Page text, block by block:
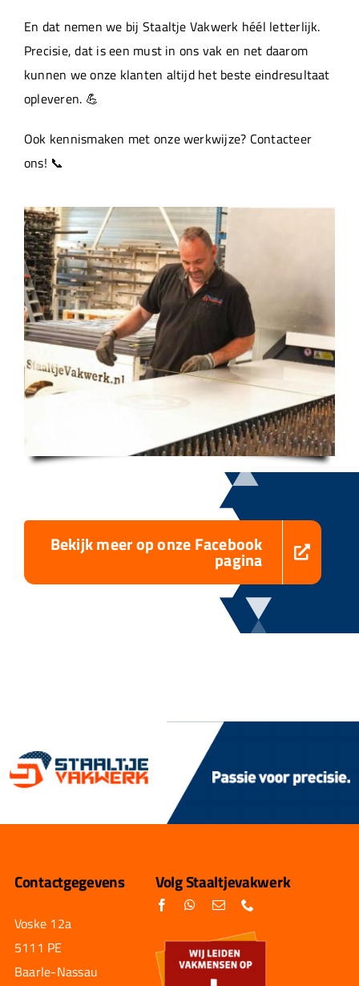
Projecten
Machinepark
Werken bij
En dat nemen we bij Staaltje Vakwerk héél letterlijk.
Precisie, dat is een must in ons vak en net daarom
kunnen we onze klanten altijd het beste eindresultaat
opleveren. 💪
Ook kennismaken met onze werkwijze? Contacteer
ons! 📞
Bekijk meer op onze Facebook
pagina
Contactgegevens
Voske 12a
5111 PE
Baarle-Nassau
Volg Staaltjevakwerk